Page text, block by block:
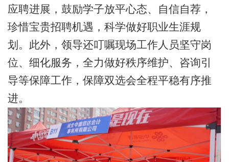
应聘进展，鼓励学子放平心态、自信自荐，
珍惜宝贵招聘机遇，科学做好职业生涯规
划。此外，领导还叮嘱现场工作人员坚守岗
位、细化服务，全力做好秩序维护、咨询引
导等保障工作，保障双选会全程平稳有序推
进。